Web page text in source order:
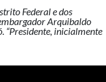
Federal e dos
Arquibaldo
“Presidente, inicialmente